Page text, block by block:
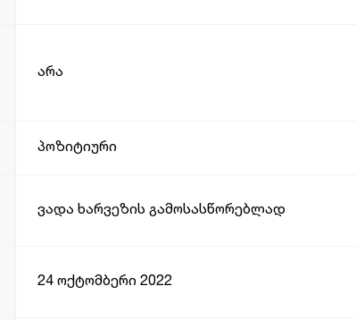
არა
პოზიტიური
ვადა ხარვეზის გამოსასწორებლად
24 ოქტომბერი 2022